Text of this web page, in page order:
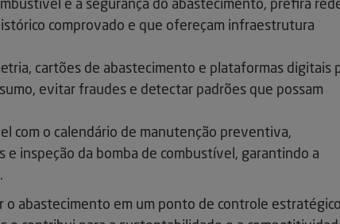
e a segurança do abastecimento, prefira
comprovado e que ofereçam infraestrutura
cartões de abastecimento e plataformas digitais
evitar fraudes e detectar padrões que possam
com o calendário de manutenção preventiva,
inspeção da bomba de combustível, garantindo a
o abastecimento em um ponto de controle